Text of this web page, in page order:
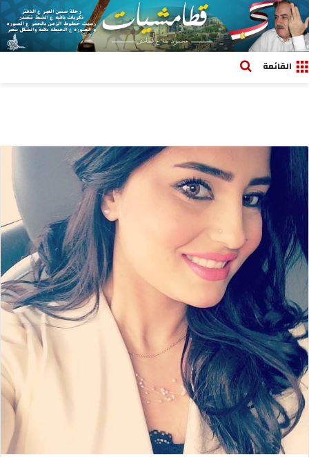
القائمة